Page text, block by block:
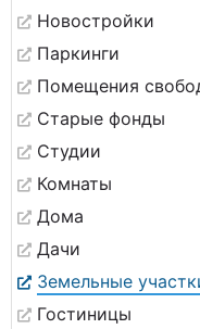
Новостройки
Паркинги
Помещения
Старые фонды
Студии
Комнаты
Дома
Дачи
Земельные
Гостиницы